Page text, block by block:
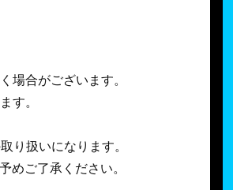
合がございます。
す。
り扱いになります。
めご了承ください。